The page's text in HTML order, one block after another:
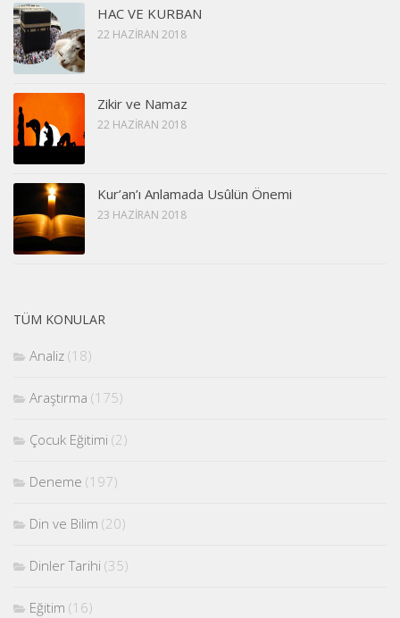
HAC VE KURBAN
22 HAZIRAN 2018
Zikir ve Namaz
22 HAZIRAN 2018
Kur’an’ı Anlamada Usûlün Önemi
23 HAZIRAN 2018
TÜM KONULAR
Analiz (18)
Araştırma (175)
Çocuk Eğitimi (2)
Deneme (197)
Din ve Bilim (20)
Dinler Tarihi (35)
Eğitim (16)